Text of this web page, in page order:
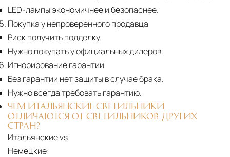
LED-лампы экономичнее и безопаснее.
Покупка у непроверенного продавца
Риск получить подделку.
Нужно покупать у официальных дилеров.
Игнорирование гарантии
Без гарантии нет защиты в случае брака.
Нужно всегда требовать гарантию.
ЧЕМ ИТАЛЬЯНСКИЕ СВЕТИЛЬНИКИ
ОТЛИЧАЮТСЯ ОТ СВЕТИЛЬНИКОВ ДРУГИХ
СТРАН?
Итальянские vs
Немецкие: